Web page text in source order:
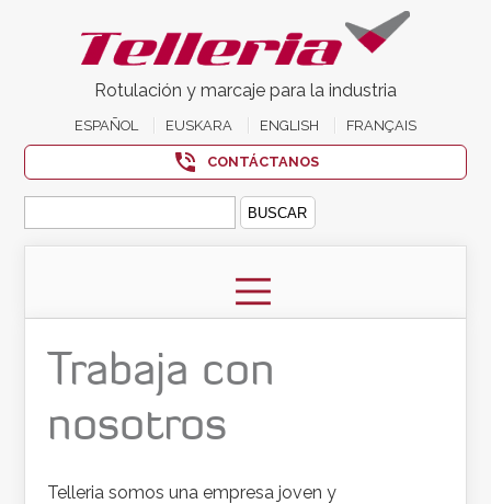
Rotulación y marcaje para la industria
ESPAÑOL EUSKARA ENGLISH FRANÇAIS
CONTÁCTANOS
Buscar:
Trabaja con
nosotros
Telleria somos una empresa joven y